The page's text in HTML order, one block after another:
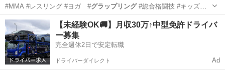
#MMA #レスリング #ヨガ #グラップリング#総合格闘技 #キッズレ
スリン…
神奈川 横浜市 東神奈川駅 空手/他格闘技 レスリング
【未経験OK🚚】月収30万↑中型免許ドライバ
ー募集
完全週休2日で安定転職
ドライバーダイレクト Ad